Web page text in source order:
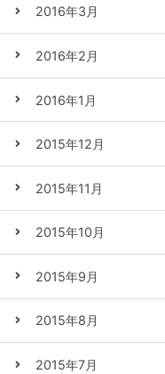
2016年3月
2016年2月
2016年1月
2015年12月
2015年11月
2015年10月
2015年9月
2015年8月
2015年7月